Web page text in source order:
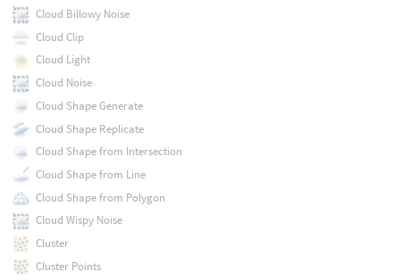
Cloud Billowy Noise
Cloud Clip
Cloud Light
Cloud Noise
Cloud Shape Generate
Cloud Shape Replicate
Cloud Shape from Intersection
Cloud Shape from Line
Cloud Shape from Polygon
Cloud Wispy Noise
Cluster
Cluster Points